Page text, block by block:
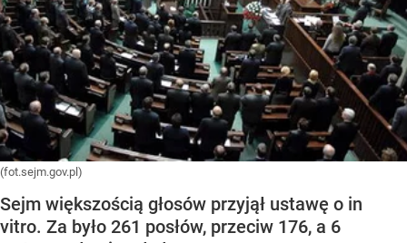
(fot.sejm.gov.pl)
Sejm większością głosów przyjął ustawę o in
vitro. Za było 261 posłów, przeciw 176, a 6